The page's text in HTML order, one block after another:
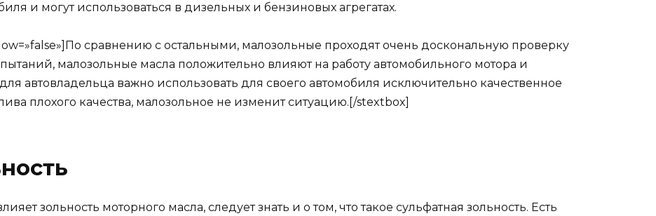
и могут использоваться в дизельных и бензиновых агрегатах.
сравнению с остальными, малозольные проходят очень доскональную проверку
малозольные масла положительно влияют на работу автомобильного мотора и
автовладельца важно использовать для своего автомобиля исключительно качественное
плохого качества, малозольное не изменит ситуацию.[/stextbox]
зольность моторного масла, следует знать и о том, что такое сульфатная зольность. Есть